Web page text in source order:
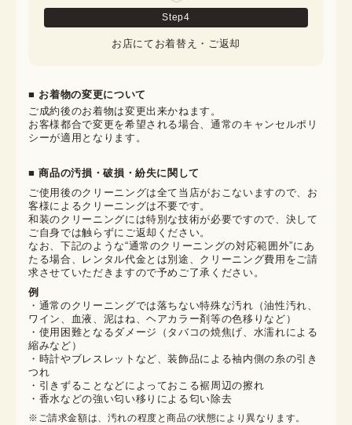
Step4
お店にてお着替え・ご返却
■ お着物の変更について
ご成約後のお着物は変更出来かねます。
お客様都合で変更を希望される場合、通常のキャンセルポリ
シーが適用となります。
■ 商品の汚損・破損・紛失に関して
ご使用後のクリーニングは全て当店がおこないますので、お
客様によるクリーニングは不要です。
和装のクリーニングには特別な技術が必要ですので、決して
ご自身では触らずにご返却ください。
なお、下記のような“通常のクリーニングの対応範囲外”にあ
たる場合、レンタル代金とは別途、クリーニング費用をご請
求させていただきますので予めご了承ください。
例
・通常のクリーニングでは落ちない特殊な汚れ（油性汚れ、
ワイン、血液、泥はね、ヘアカラー剤等の色移りなど）
・使用困難となるダメージ（タバコの焼焦げ、水濡れによる
縮みなど）
・時計やブレスレットなど、装飾品による袖内側の糸の引き
つれ
・引きずることなどによっておこる裾周辺の擦れ
・香水などの強い匂い移りによる匂い除去
※ご請求金額は、汚れの程度と商品の状態により異なります。